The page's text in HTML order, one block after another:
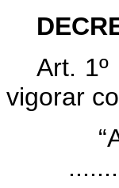
Art.
vigorar